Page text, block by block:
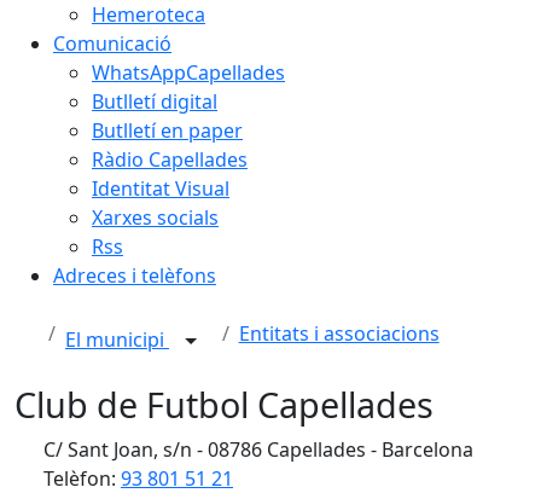
Hemeroteca
Comunicació
WhatsAppCapellades
Butlletí digital
Butlletí en paper
Ràdio Capellades
Identitat Visual
Xarxes socials
Rss
Adreces i telèfons
El municipi Entitats i associacions
Club de Futbol Capellades
C/ Sant Joan, s/n - 08786 Capellades - Barcelona
Telèfon: 93 801 51 21